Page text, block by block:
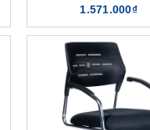
1.571.000₫